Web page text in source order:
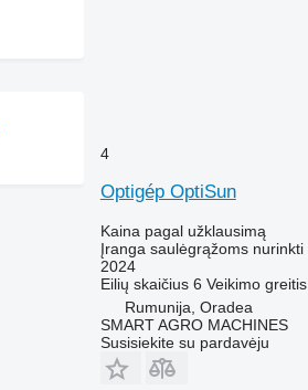
4
Optigép OptiSun
Kaina pagal užklausimą
Įranga saulėgrąžoms nurinkti
2024
Eilių skaičius 6 Veikimo greitis
Rumunija, Oradea
SMART AGRO MACHINES
Susisiekite su pardavėju